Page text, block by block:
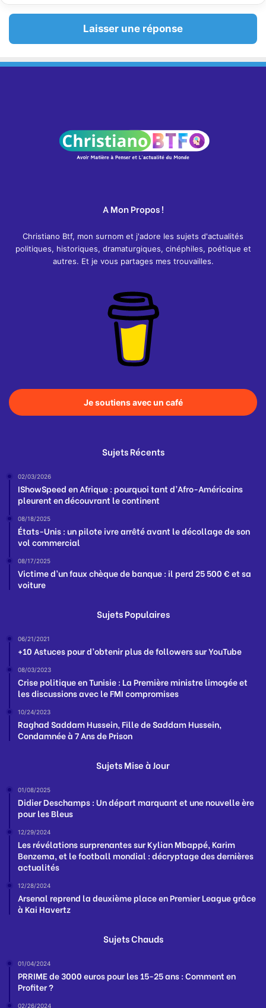
Laisser une réponse
A Mon Propos !
Christiano Btf, mon surnom et j'adore les sujets d'actualités
politiques, historiques, dramaturgiques, cinéphiles, poétique et
autres. Et je vous partages mes trouvailles.
Je soutiens avec un café
Sujets Récents
02/03/2026
IShowSpeed en Afrique : pourquoi tant d’Afro-Américains
pleurent en découvrant le continent
08/18/2025
États-Unis : un pilote ivre arrêté avant le décollage de son
vol commercial
08/17/2025
Victime d’un faux chèque de banque : il perd 25 500 € et sa
voiture
Sujets Populaires
06/21/2021
+10 Astuces pour d’obtenir plus de followers sur YouTube
08/03/2023
Crise politique en Tunisie : La Première ministre limogée et
les discussions avec le FMI compromises
10/24/2023
Raghad Saddam Hussein, Fille de Saddam Hussein,
Condamnée à 7 Ans de Prison
Sujets Mise à Jour
01/08/2025
Didier Deschamps : Un départ marquant et une nouvelle ère
pour les Bleus
12/29/2024
Les révélations surprenantes sur Kylian Mbappé, Karim
Benzema, et le football mondial : décryptage des dernières
actualités
12/28/2024
Arsenal reprend la deuxième place en Premier League grâce
à Kai Havertz
Sujets Chauds
01/04/2024
PRRIME de 3000 euros pour les 15-25 ans : Comment en
Profiter ?
02/26/2024